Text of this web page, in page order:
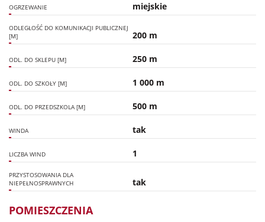
OGRZEWANIE miejskie
ODLEGŁOŚĆ DO KOMUNIKACJI PUBLICZNEJ
[M]
200 m
ODL. DO SKLEPU [M] 250 m
ODL. DO SZKOŁY [M] 1 000 m
ODL. DO PRZEDSZKOLA [M] 500 m
WINDA tak
LICZBA WIND 1
PRZYSTOSOWANIA DLA
NIEPEŁNOSPRAWNYCH
tak
POMIESZCZENIA